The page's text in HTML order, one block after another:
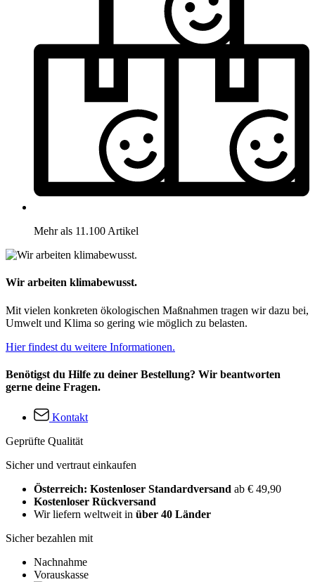
Mehr als 11.100 Artikel
Wir arbeiten klimabewusst.
Mit vielen konkreten ökologischen Maßnahmen tragen wir dazu bei,
Umwelt und Klima so gering wie möglich zu belasten.
Hier findest du weitere Informationen.
Benötigst du Hilfe zu deiner Bestellung? Wir beantworten
gerne deine Fragen.
Kontakt
Geprüfte Qualität
Sicher und vertraut einkaufen
Österreich: Kostenloser Standardversand ab € 49,90
Kostenloser Rückversand
Wir liefern weltweit in über 40 Länder
Sicher bezahlen mit
Nachnahme
Vorauskasse